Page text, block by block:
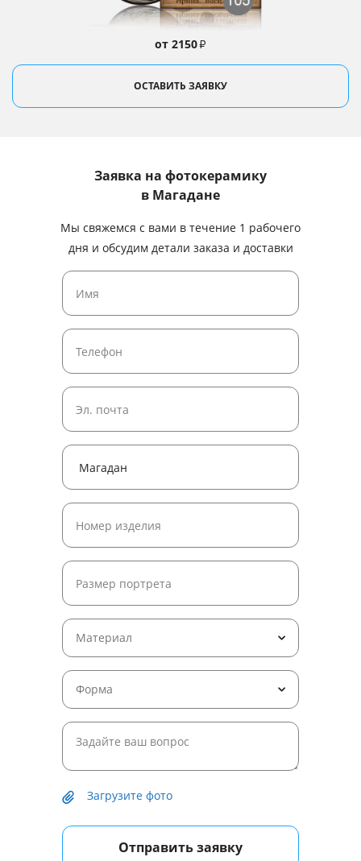
от 2150₽
ОСТАВИТЬ ЗАЯВКУ
Заявка на фотокерамику
в Магадане
Мы свяжемся с вами в течение 1 рабочего
дня и обсудим детали заказа и доставки
Материал
Форма
Загрузите фото
Отправить заявку